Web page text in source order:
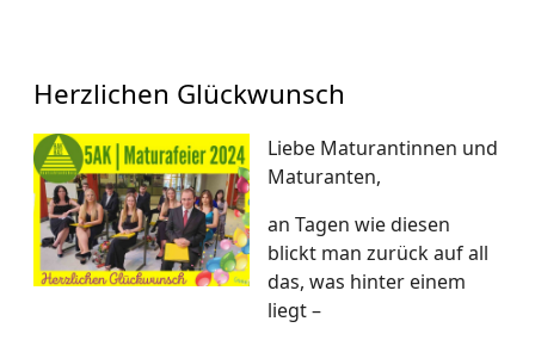
Herzlichen Glückwunsch
Liebe Maturantinnen und
Maturanten,
an Tagen wie diesen
blickt man zurück auf all
das, was hinter einem
liegt –